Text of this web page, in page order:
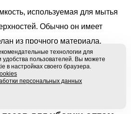
используемая для мытья
Обычно он имеет
из прочного материала,
металл. Таз имеет ручку для
может иметь различные размеры
потребностей.
технологии для
удобства пользователей. Вы можете
в настройках своего браузера.
персональных данных